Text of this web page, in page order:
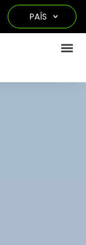
PAÍS